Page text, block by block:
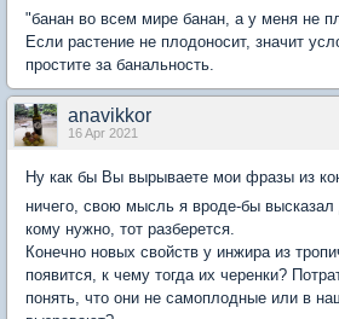
"банан во всем мире банан, а у меня не
Если растение не плодоносит, значит
простите за банальность.
anavikkor
16 Apr 2021
Ну как бы Вы вырываете мои фразы из
ничего, свою мысль я вроде-бы высказал
кому нужно, тот разберется.
Конечно новых свойств у инжира из
появится, к чему тогда их черенки?
понять, что они не самоплодные или в